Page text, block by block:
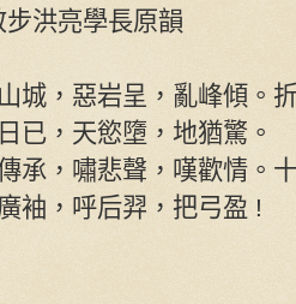
洪亮學長原韻
城，惡岩呈，亂峰傾。
已，天慾墮，地猶驚。
承，嘯悲聲，嘆歡情。
袖，呼后羿，把弓盈 !